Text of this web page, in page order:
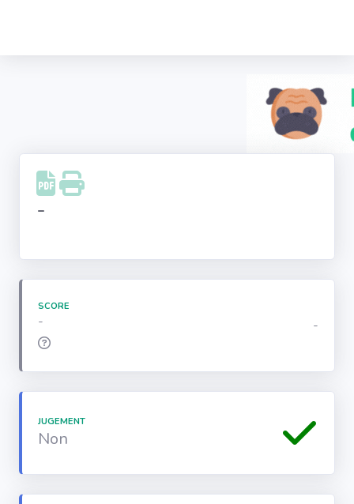
Facebook
Instagram
-
SCORE
- -
JUGEMENT
Non